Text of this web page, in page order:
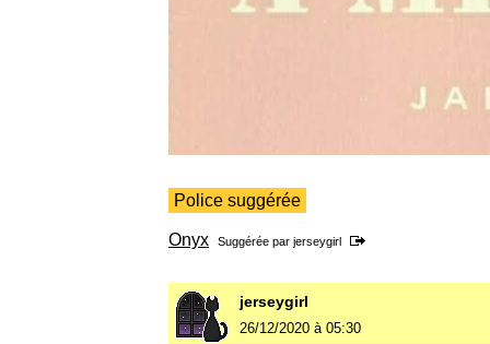
Police suggérée
Onyx Suggérée par jerseygirl
jerseygirl
26/12/2020 à 05:30